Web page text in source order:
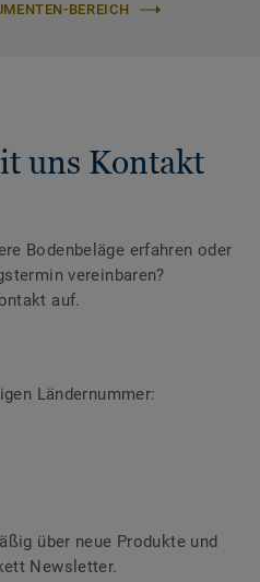
BEREICH
uns Kontakt
Bodenbeläge erfahren oder
vereinbaren?
auf.
Ländernummer:
über neue Produkte und
Newsletter.